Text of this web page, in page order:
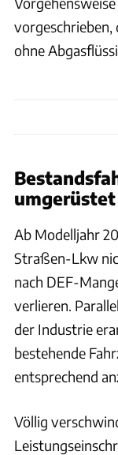
vorgeschrieben,
ohne
Ab Modelljahr
Straßen-Lkw
nach DEF-
verlieren.
der Industrie
bestehende
entsprechend
Völlig